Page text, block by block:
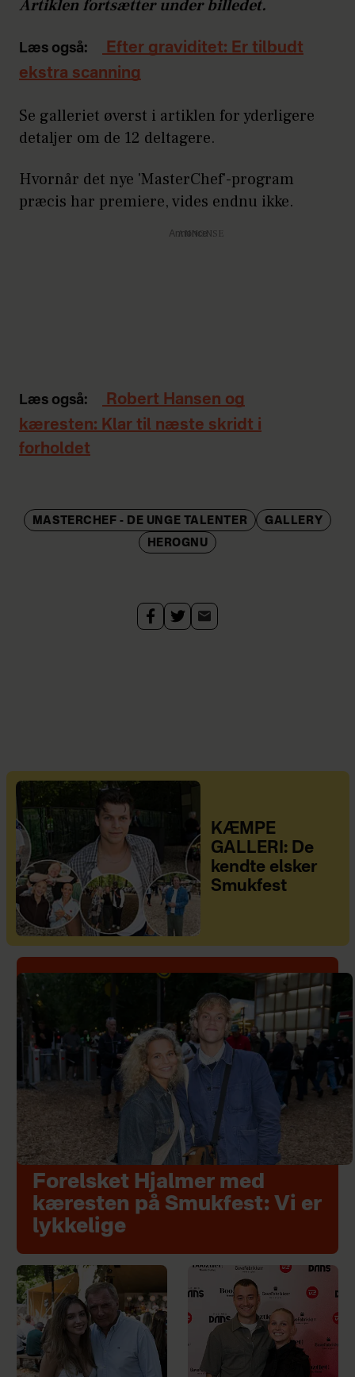
Artiklen fortsætter under billedet.
Læs også:
Efter graviditet: Er tilbudt
ekstra scanning
Se galleriet øverst i artiklen for yderligere
detaljer om de 12 deltagere.
Hvornår det nye 'MasterChef'-program
præcis har premiere, vides endnu ikke.
Annonce
Læs også:
Robert Hansen og
kæresten: Klar til næste skridt i
forholdet
MASTERCHEF - DE UNGE TALENTER
GALLERY
HEROGNU
KÆMPE
GALLERI: De
kendte elsker
Smukfest
Forelsket Hjalmer med
kæresten på Smukfest: Vi er
lykkelige